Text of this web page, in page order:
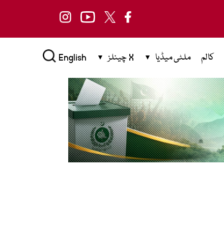
کالم ملٹی میڈیا X چینلز English